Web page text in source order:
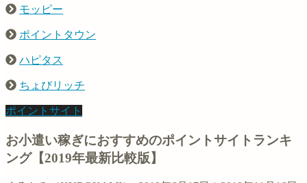
モッピー
ポイントタウン
ハピタス
ちょびリッチ
ポイントサイト
お小遣い稼ぎにおすすめのポイントサイトランキ
ング【2019年最新比較版】